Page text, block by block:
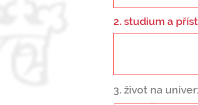
2. studium a
3. život na